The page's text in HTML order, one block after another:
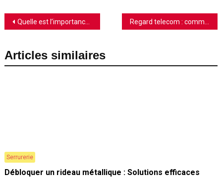
Navigation
l’article
Quelle est l’importance d’isoler les murs d’une maison ? Regard telecom : comment le trouver ?
Articles similaires
Serrurerie
Débloquer un rideau métallique : Solutions efficaces